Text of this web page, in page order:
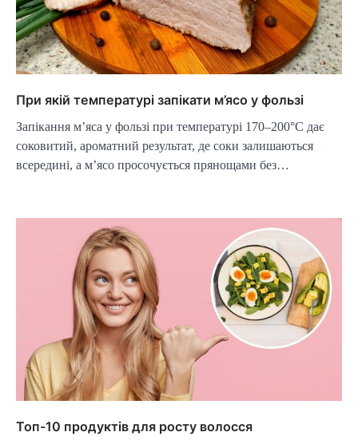
При якій температурі запікати м’ясо у фользі
Запікання м’яса у фользі при температурі 170–200°C дає
соковитий, ароматний результат, де соки залишаються
всередині, а м’ясо просочується прянощами без…
Топ-10 продуктів для росту волосся